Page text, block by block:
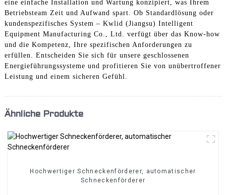
eine einfache Installation und Wartung konzipiert, was Ihrem
Betriebsteam Zeit und Aufwand spart. Ob Standardlösung oder
kundenspezifisches System – Kwlid (Jiangsu) Intelligent
Equipment Manufacturing Co., Ltd. verfügt über das Know-how
und die Kompetenz, Ihre spezifischen Anforderungen zu
erfüllen. Entscheiden Sie sich für unsere geschlossenen
Energieführungssysteme und profitieren Sie von unübertroffener
Leistung und einem sicheren Gefühl.
Ähnliche Produkte
Hochwertiger Schneckenförderer, automatischer
Schneckenförderer